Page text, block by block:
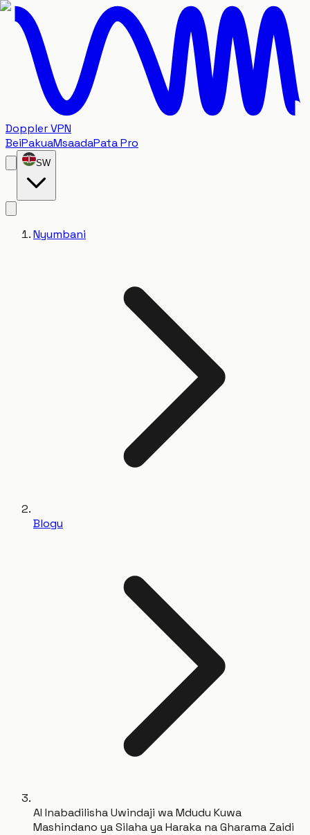
Doppler VPN
BeiPakuaMsaadaPata Pro
SW
Nyumbani
Blogu
AI Inabadilisha Uwindaji wa Mdudu Kuwa
Mashindano ya Silaha ya Haraka na Gharama Zaidi